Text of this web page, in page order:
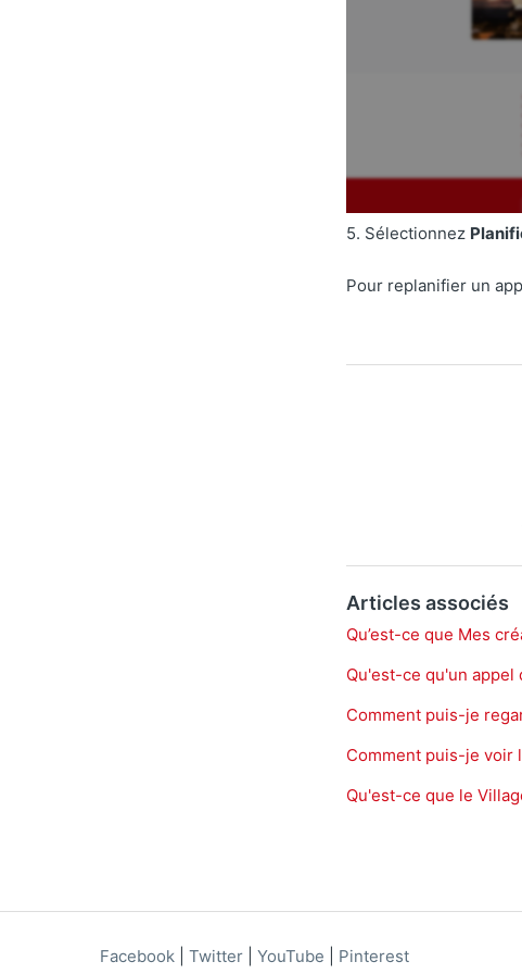
5. Sélectionnez
Pour replanifier un
Articles associés
Qu’est-ce que Mes
Qu'est-ce qu'un appel
Comment puis-je
Comment puis-je voir
Qu'est-ce que le
Facebook Twitter YouTube Pinterest